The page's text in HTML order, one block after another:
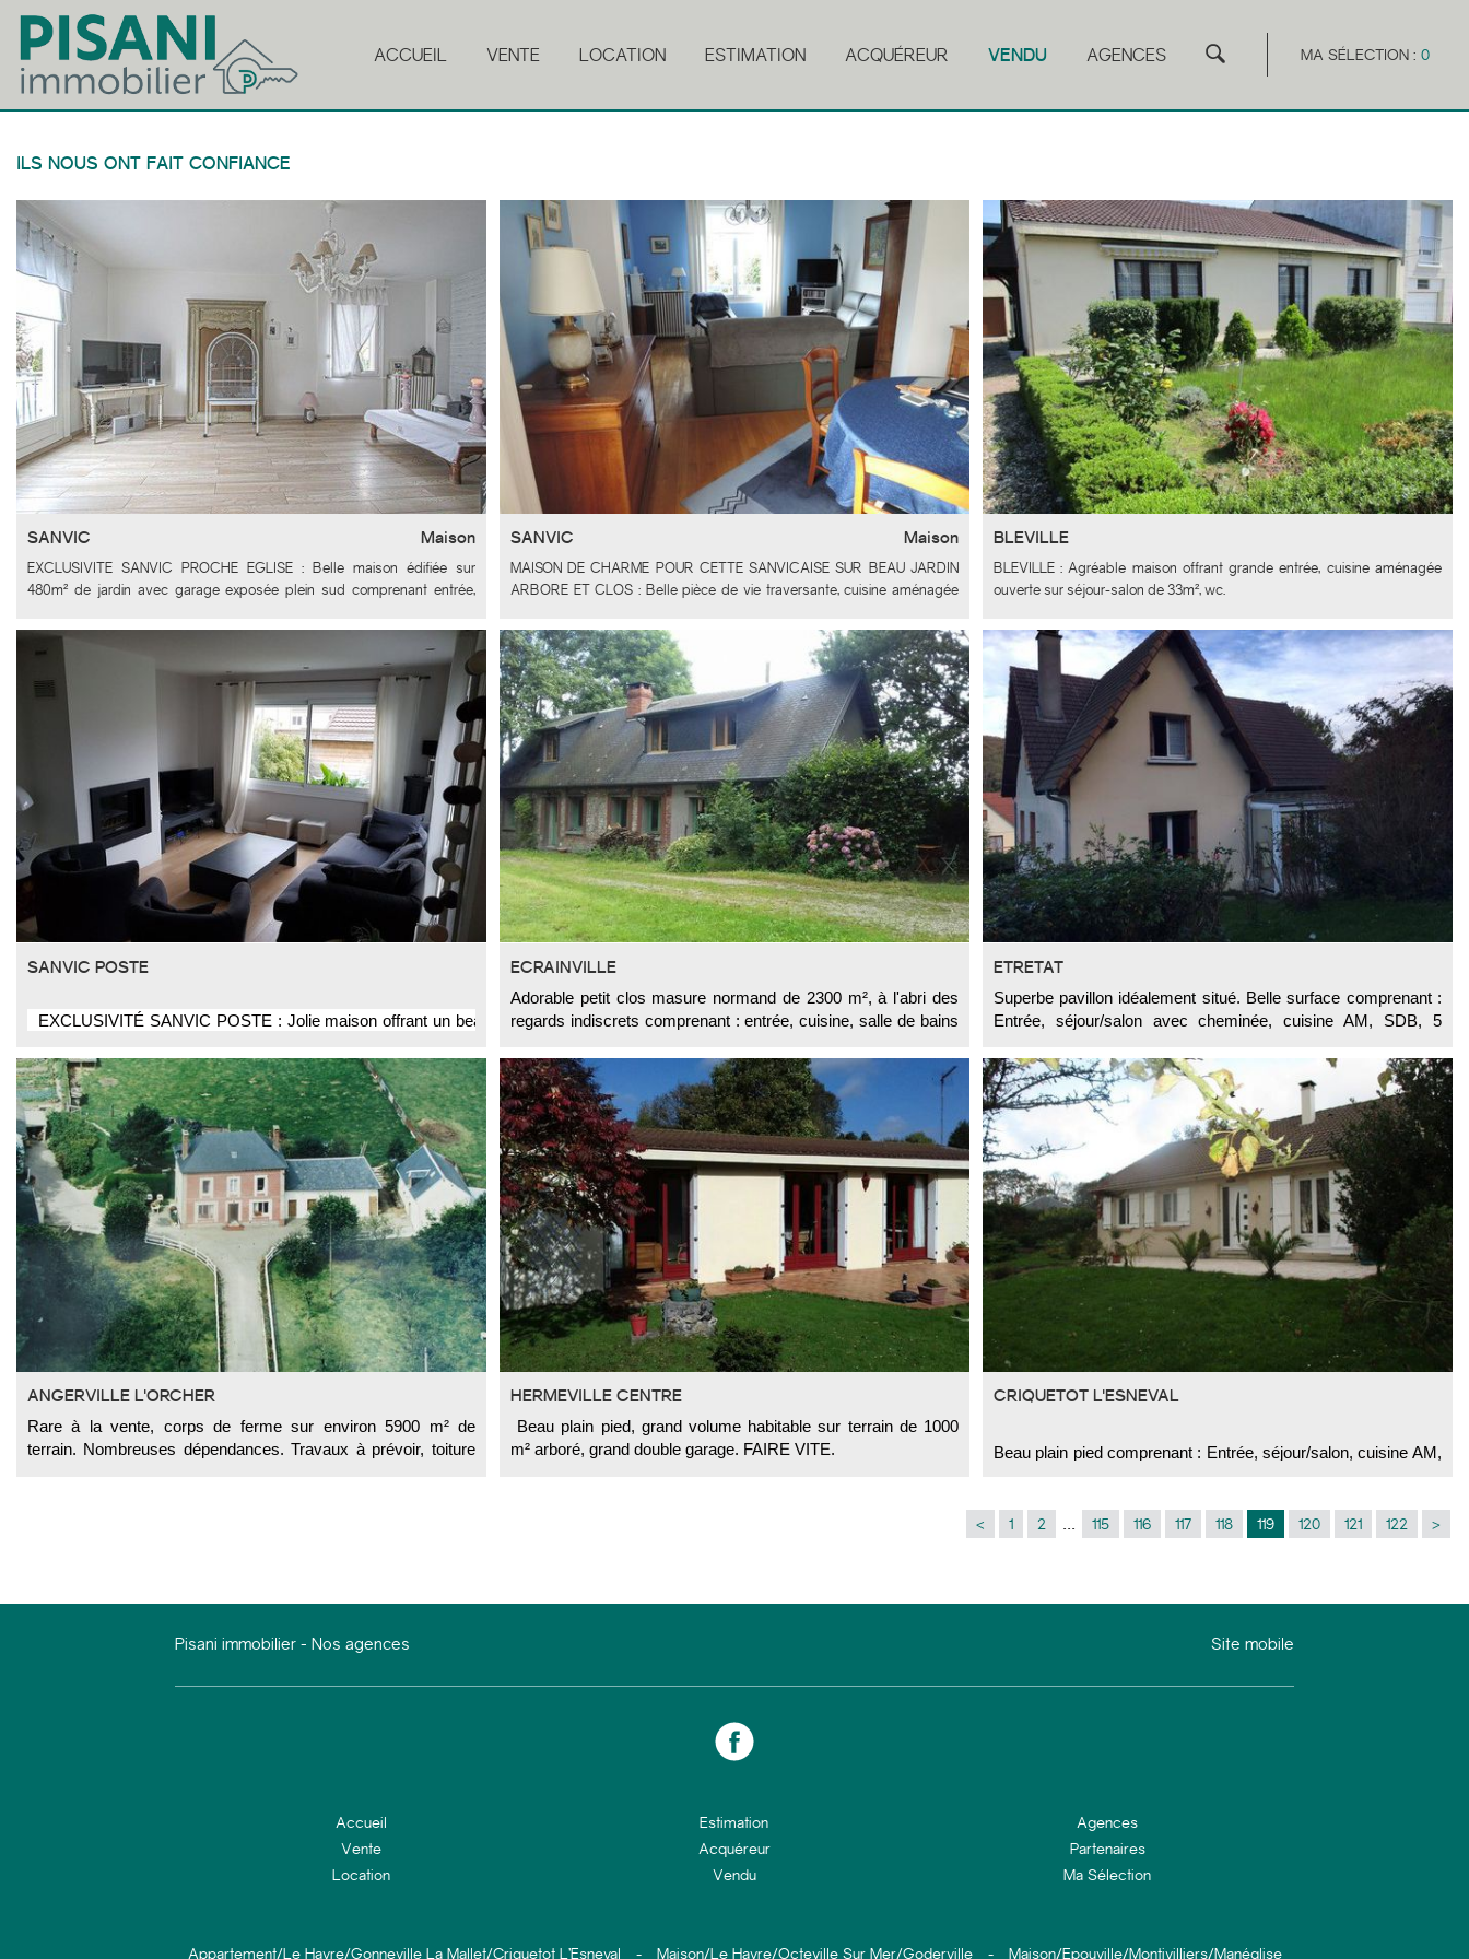
ACCUEIL VENTE LOCATION ESTIMATION ACQUÉREUR VENDU AGENCES MA SÉLECTION : 0
ILS NOUS ONT FAIT CONFIANCE
SANVIC Maison
EXCLUSIVITE SANVIC PROCHE EGLISE : Belle maison édifiée sur
480m² de jardin avec garage exposée plein sud comprenant entrée,
buanderie, cave de 35m
PRODUIT RARE A LA VENTE ML
SANVIC Maison
MAISON DE CHARME POUR CETTE SANVICAISE SUR BEAU JARDIN
ARBORE ET CLOS : Belle pièce de vie traversante, cuisine aménagée
cave, lingerie. Atelier et garage
RARE A LA VENTE KB
BLEVILLE
BLEVILLE : Agréable maison offrant grande entrée, cuisine aménagée
ouverte sur séjour-salon de 33m², wc.
Terrasse, jardin et garage IF
SANVIC POSTE
EXCLUSIVITÉ SANVIC POSTE : Jolie maison offrant un beau séjour-salon avec cheminée, une cuisine aménagée équipée, 3 chambres dont 1 au rez de chaussée, buanderie, SDB+douche,
ECRAINVILLE
Adorable petit clos masure normand de 2300 m², à l'abri des
regards indiscrets comprenant : entrée, cuisine, salle de bains
VERDOYANT PRODUIT EXCEPTIONNEL
ETRETAT
Superbe pavillon idéalement situé. Belle surface comprenant :
Entrée, séjour/salon avec cheminée, cuisine AM, SDB, 5
jardin de 1000 m². A L'ABRI DES REGARDS
ANGERVILLE L'ORCHER
Rare à la vente, corps de ferme sur environ 5900 m² de
terrain. Nombreuses dépendances. Travaux à prévoir, toiture
HERMEVILLE CENTRE
Beau plain pied, grand volume habitable sur terrain de 1000
m² arboré, grand double garage. FAIRE VITE.
CRIQUETOT L'ESNEVAL
Beau plain pied comprenant : Entrée, séjour/salon, cuisine AM,
< 1 2 115 116 117 118 119 120 121 122 >
Pisani immobilier - Nos agences Site mobile
Accueil
Vente
Location
Estimation
Acquéreur
Vendu
Agences
Partenaires
Ma Sélection
Appartement/Le Havre/Gonneville La Mallet/Criquetot L’Esneval - Maison/Le Havre/Octeville Sur Mer/Goderville - Maison/Epouville/Montivilliers/Manéglise